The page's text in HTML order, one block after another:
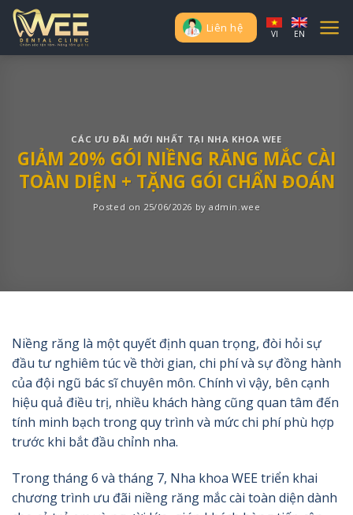
Skip
content
Liên hệ VI EN
CÁC ƯU ĐÃI MỚI NHẤT TẠI NHA KHOA WEE
GIẢM 20% GÓI NIỀNG RĂNG MẮC CÀI
TOÀN DIỆN + TẶNG GÓI CHẨN ĐOÁN
Posted on 25/06/2026 byadmin.wee
Niềng răng là một quyết định quan trọng, đòi hỏi sự
đầu tư nghiêm túc về thời gian, chi phí và sự đồng hành
của đội ngũ bác sĩ chuyên môn. Chính vì vậy, bên cạnh
hiệu quả điều trị, nhiều khách hàng cũng quan tâm đến
tính minh bạch trong quy trình và mức chi phí phù hợp
trước khi bắt đầu chỉnh nha.
Trong tháng 6 và tháng 7, Nha khoa WEE triển khai
chương trình ưu đãi niềng răng mắc cài toàn diện dành